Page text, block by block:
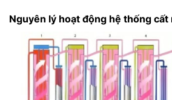
Nguyên lý hoạt động hệ thống cất